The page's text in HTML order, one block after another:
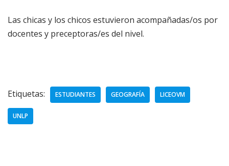
Las chicas y los chicos estuvieron acompañadas/os por
docentes y preceptoras/es del nivel.
Etiquetas: ESTUDIANTES GEOGRAFÍA LICEOVM
UNLP